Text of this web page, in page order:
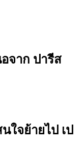
จาก ปารีส
ใจย้ายไป เป